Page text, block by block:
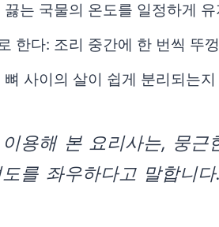
끓는 국물의 온도를 일정하게
한다: 조리 중간에 한 번씩 뚜
뼈 사이의 살이 쉽게 분리되는
용해 본 요리사는, 뭉
를 좌우하다고 말합니다.